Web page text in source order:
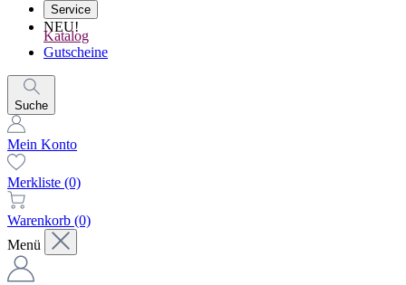
Service
NEU!
Katalog
Gutscheine
Suche
Mein Konto
Merkliste (0)
Warenkorb (0)
Menü